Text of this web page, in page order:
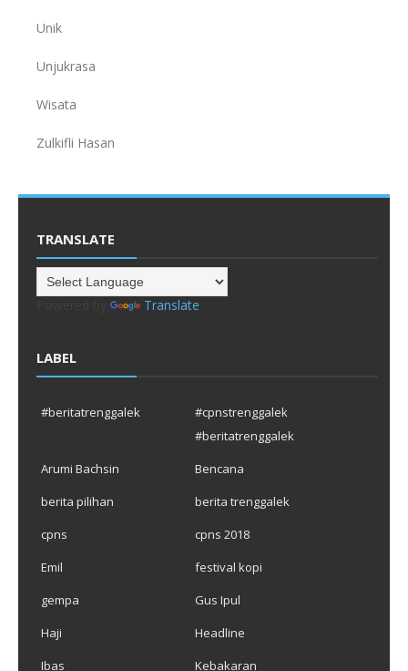
Unik
Unjukrasa
Wisata
Zulkifli Hasan
TRANSLATE
Translate
LABEL
#beritatrenggalek
#cpnstrenggalek
#beritatrenggalek
Arumi Bachsin
Bencana
berita pilihan
berita trenggalek
cpns
cpns 2018
Emil
festival kopi
gempa
Gus Ipul
Haji
Headline
Ibas
Kebakaran